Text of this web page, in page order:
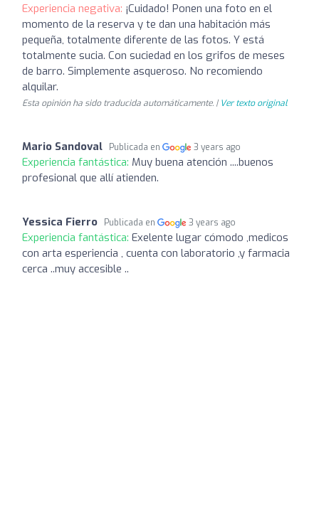
Experiencia negativa: ¡Cuidado! Ponen una foto en el
momento de la reserva y te dan una habitación más
pequeña, totalmente diferente de las fotos. Y está
totalmente sucia. Con suciedad en los grifos de meses
de barro. Simplemente asqueroso. No recomiendo
alquilar.
Esta opinión ha sido traducida automáticamente. | Ver texto original
Mario Sandoval Publicada en 3 years ago
Experiencia fantástica: Muy buena atención ....buenos
profesional que allí atienden.
Yessica Fierro Publicada en 3 years ago
Experiencia fantástica: Exelente lugar cómodo ,medicos
con arta esperiencia , cuenta con laboratorio ,y farmacia
cerca ..muy accesible ..